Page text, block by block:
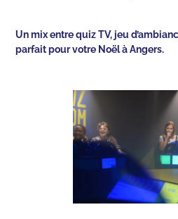
Un mix entre quiz TV, jeu
parfait pour votre Noël à Angers.